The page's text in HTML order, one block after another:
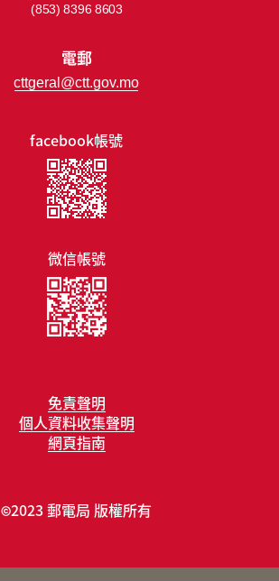
免責聲明
個人資料收集聲明
網頁指南
facebook帳號
微信帳號
(853) 8396 8603
電郵
cttgeral@ctt.gov.mo
©2023 郵電局 版權所有